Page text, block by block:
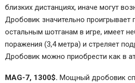
близких дистанциях, иначе могут
Дробовик значительно проигрывает
остальным шотганам в игре, имеет
поражения (3,4 метра) и стреляет
Дробовик можно приобрести как в
MAG-7, 1300$. Мощный дробовик